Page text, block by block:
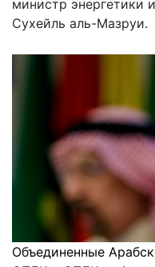
министр энергетики
Сухейль аль-Мазруи.
Объединенные